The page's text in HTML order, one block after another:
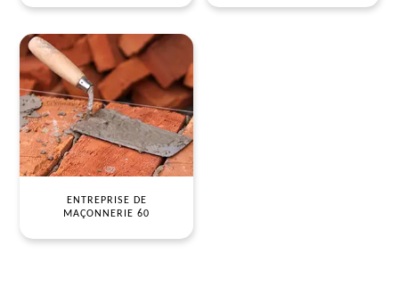
ENTREPRISE DE
MAÇONNERIE 60